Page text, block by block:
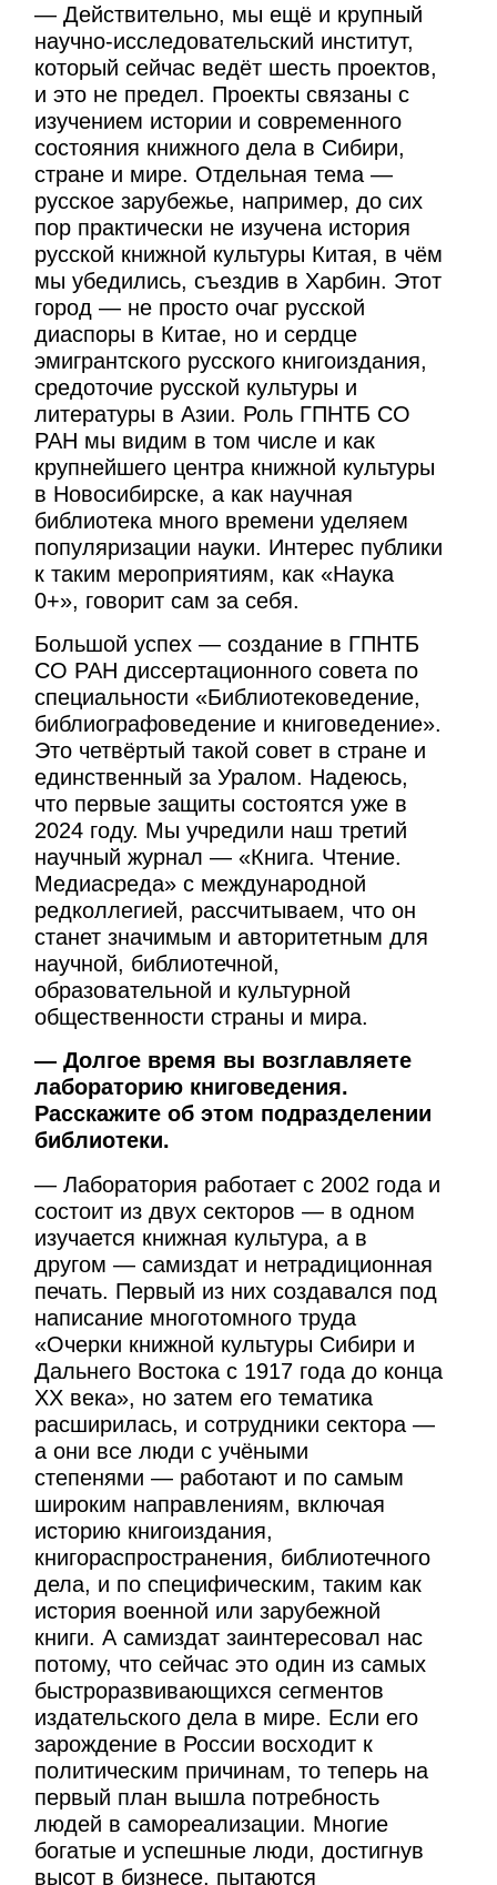
— Действительно, мы ещё и крупный
научно-исследовательский институт,
который сейчас ведёт шесть проектов,
и это не предел. Проекты связаны с
изучением истории и современного
состояния книжного дела в Сибири,
стране и мире. Отдельная тема —
русское зарубежье, например, до сих
пор практически не изучена история
русской книжной культуры Китая, в чём
мы убедились, съездив в Харбин. Этот
город — не просто очаг русской
диаспоры в Китае, но и сердце
эмигрантского русского книгоиздания,
средоточие русской культуры и
литературы в Азии. Роль ГПНТБ СО
РАН мы видим в том числе и как
крупнейшего центра книжной культуры
в Новосибирске, а как научная
библиотека много времени уделяем
популяризации науки. Интерес публики
к таким мероприятиям, как «Наука
0+», говорит сам за себя.
Большой успех — создание в ГПНТБ
СО РАН диссертационного совета по
специальности «Библиотековедение,
библиографоведение и книговедение».
Это четвёртый такой совет в стране и
единственный за Уралом. Надеюсь,
что первые защиты состоятся уже в
2024 году. Мы учредили наш третий
научный журнал — «Книга. Чтение.
Медиасреда» с международной
редколлегией, рассчитываем, что он
станет значимым и авторитетным для
научной, библиотечной,
образовательной и культурной
общественности страны и мира.
— Долгое время вы возглавляете
лабораторию книговедения.
Расскажите об этом подразделении
библиотеки.
— Лаборатория работает с 2002 года и
состоит из двух секторов — в одном
изучается книжная культура, а в
другом — самиздат и нетрадиционная
печать. Первый из них создавался под
написание многотомного труда
«Очерки книжной культуры Сибири и
Дальнего Востока с 1917 года до конца
ХХ века», но затем его тематика
расширилась, и сотрудники сектора —
а они все люди с учёными
степенями — работают и по самым
широким направлениям, включая
историю книгоиздания,
книгораспространения, библиотечного
дела, и по специфическим, таким как
история военной или зарубежной
книги. А самиздат заинтересовал нас
потому, что сейчас это один из самых
быстроразвивающихся сегментов
издательского дела в мире. Если его
зарождение в России восходит к
политическим причинам, то теперь на
первый план вышла потребность
людей в самореализации. Многие
богатые и успешные люди, достигнув
высот в бизнесе, пытаются